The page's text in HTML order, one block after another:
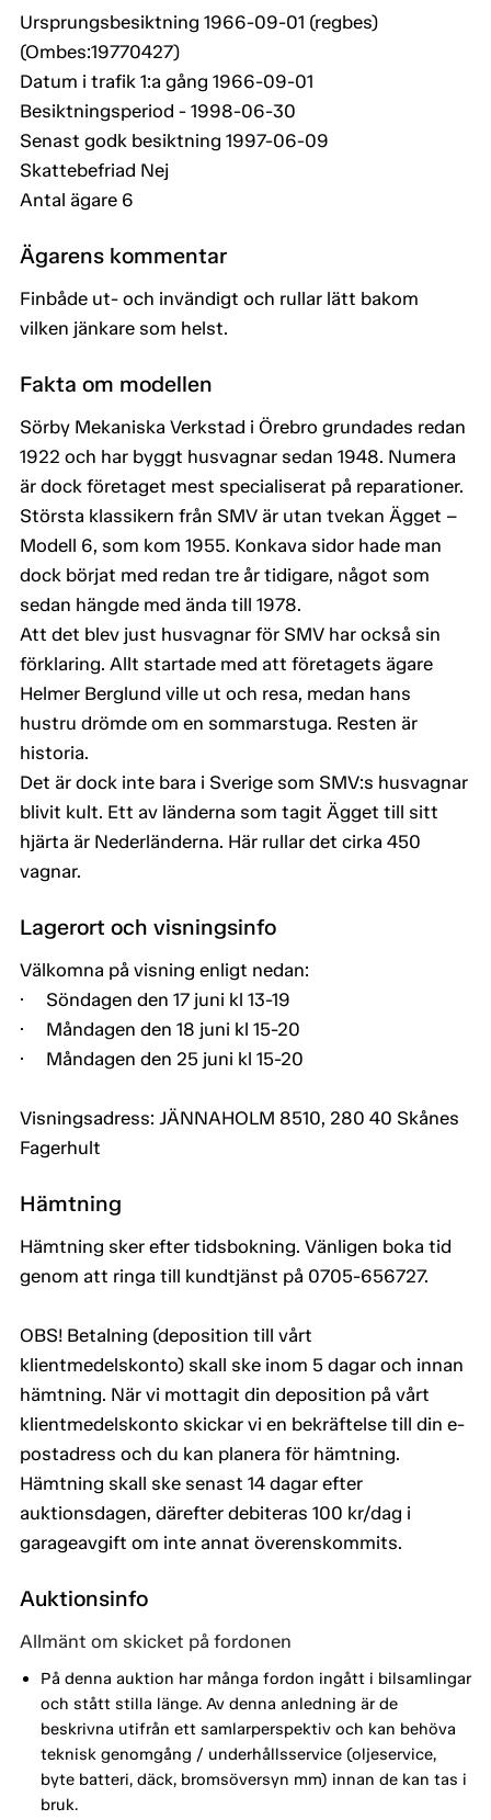
Ursprungsbesiktning 1966-09-01 (regbes)
(Ombes:19770427)
Datum i trafik 1:a gång 1966-09-01
Besiktningsperiod - 1998-06-30
Senast godk besiktning 1997-06-09
Skattebefriad Nej
Antal ägare 6
Ägarens kommentar
Finbåde ut- och invändigt och rullar lätt bakom
vilken jänkare som helst.
Fakta om modellen
Sörby Mekaniska Verkstad i Örebro grundades redan
1922 och har byggt husvagnar sedan 1948. Numera
är dock företaget mest specialiserat på reparationer.
Största klassikern från SMV är utan tvekan Ägget –
Modell 6, som kom 1955. Konkava sidor hade man
dock börjat med redan tre år tidigare, något som
sedan hängde med ända till 1978.
Att det blev just husvagnar för SMV har också sin
förklaring. Allt startade med att företagets ägare
Helmer Berglund ville ut och resa, medan hans
hustru drömde om en sommarstuga. Resten är
historia.
Det är dock inte bara i Sverige som SMV:s husvagnar
blivit kult. Ett av länderna som tagit Ägget till sitt
hjärta är Nederländerna. Här rullar det cirka 450
vagnar.
Lagerort och visningsinfo
Välkomna på visning enligt nedan:
· Söndagen den 17 juni kl 13-19
· Måndagen den 18 juni kl 15-20
· Måndagen den 25 juni kl 15-20
Visningsadress: JÄNNAHOLM 8510, 280 40 Skånes
Fagerhult
Hämtning
Hämtning sker efter tidsbokning. Vänligen boka tid
genom att ringa till kundtjänst på 0705-656727.
OBS! Betalning (deposition till vårt
klientmedelskonto) skall ske inom 5 dagar och innan
hämtning. När vi mottagit din deposition på vårt
klientmedelskonto skickar vi en bekräftelse till din e-
postadress och du kan planera för hämtning.
Hämtning skall ske senast 14 dagar efter
auktionsdagen, därefter debiteras 100 kr/dag i
garageavgift om inte annat överenskommits.
Auktionsinfo
Allmänt om skicket på fordonen
På denna auktion har många fordon ingått i bilsamlingar
och stått stilla länge. Av denna anledning är de
beskrivna utifrån ett samlarperspektiv och kan behöva
teknisk genomgång / underhållsservice (oljeservice,
byte batteri, däck, bromsöversyn mm) innan de kan tas i
bruk.